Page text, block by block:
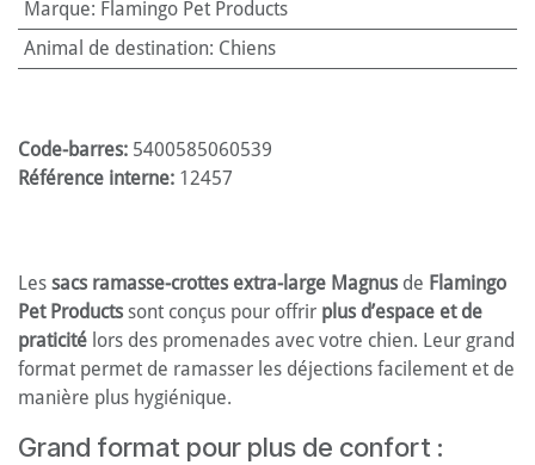
Marque: Flamingo Pet Products
Animal de destination: Chiens
Code-barres: 5400585060539
Référence interne: 12457
Les sacs ramasse-crottes extra-large Magnus de Flamingo
Pet Products sont conçus pour offrir plus d’espace et de
praticité lors des promenades avec votre chien. Leur grand
format permet de ramasser les déjections facilement et de
manière plus hygiénique.
Grand format pour plus de confort :